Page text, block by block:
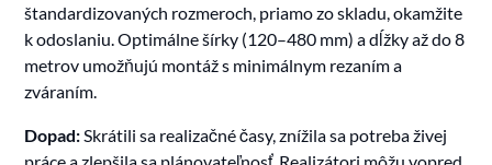
štandardizovaných rozmeroch, priamo zo skladu, okamžite
k odoslaniu. Optimálne šírky (120–480 mm) a dĺžky až do 8
metrov umožňujú montáž s minimálnym rezaním a
zváraním.
Dopad: Skrátili sa realizačné časy, znížila sa potreba živej